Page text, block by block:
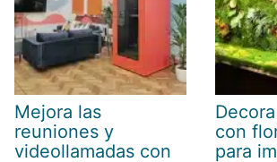
Mejora las
reuniones y
videollamadas con
con
para